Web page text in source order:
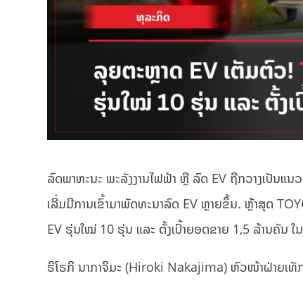
ລົດພາຫະນະ ພະລັງງານໄຟຟ້າ ຫຼື ລົດ EV ຖືກວາງເປັນແ
ເລີ່ມມີການເຂົ້າມາພັດທະນາລົດ EV ຫຼາຍຂຶ້ນ. ຫຼ້າສຸດ
EV ຮຸ່ນໃໝ່ 10 ຮຸ່ນ ແລະ ຕັ້ງເປົ້າຍອດຂາຍ 1,5 ລ້ານຄັນ
ຮິໂຣກິ ນາກາຈິມະ (Hiroki Nakajima) ຫົວໜ້າຝ່າຍເທັ